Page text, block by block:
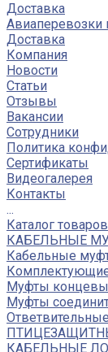
Доставка
Авиаперевозки
Доставка
Компания
Новости
Статьи
Отзывы
Вакансии
Сотрудники
Политика
Сертификаты
Видеогалерея
Контакты
...
Каталог товаров
КАБЕЛЬНЫЕ
Кабельные
Муфты
Муфты
КАБЕЛЬНЫЕ